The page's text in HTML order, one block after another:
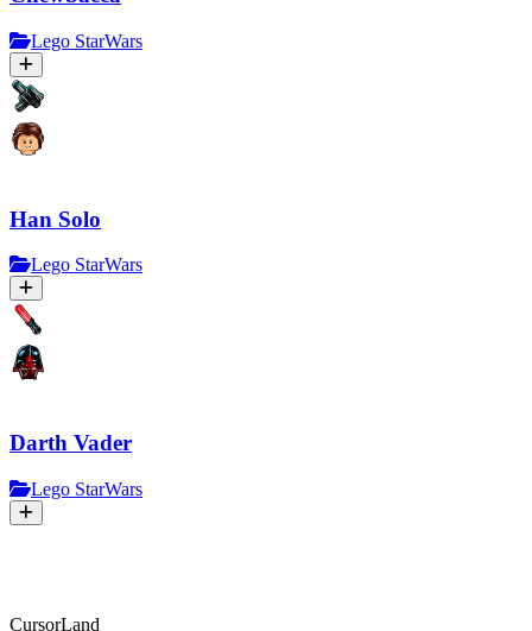
Lego StarWars
Han Solo
Lego StarWars
Darth Vader
Lego StarWars
CursorLand